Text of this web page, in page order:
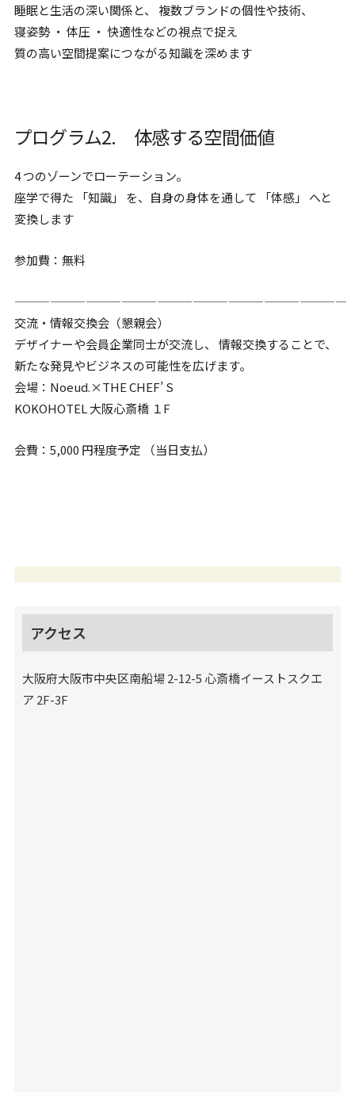
睡眠と生活の深い関係と、 複数ブランドの個性や技術、
寝姿勢 ・ 体圧 ・ 快適性などの視点で捉え
質の高い空間提案につながる知識を深めます
プログラム2. 体感する空間価値
4 つのゾーンでローテーション。
座学で得た 「知識」 を、自身の身体を通して 「体感」 へと
変換します
参加費：無料
————————————————————————————
交流・情報交換会（懇親会）
デザイナーや会員企業同士が交流し、 情報交換することで、
新たな発見やビジネスの可能性を広げます。
会場：Noeud.×THE CHEF’ S
KOKOHOTEL 大阪心斎橋 １F
会費：5,000 円程度予定 （当日支払）
アクセス
大阪府大阪市中央区南船場 2-12-5 心斎橋イーストスクエ
ア 2F-3F